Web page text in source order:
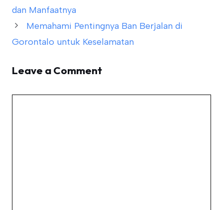
dan Manfaatnya
Memahami Pentingnya Ban Berjalan di
Gorontalo untuk Keselamatan
Leave a Comment